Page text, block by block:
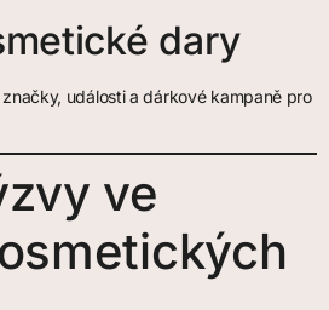
dary
události a dárkové kampaně pro
ve